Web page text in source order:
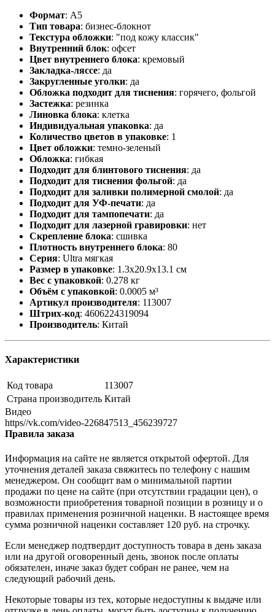
Формат: А5
Тип товара: бизнес-блокнот
Текстура обложки: "под кожу классик"
Внутренний блок: офсет
Цвет внутреннего блока: кремовый
Закладка-ляссе: да
Закругленные уголки: да
Обложка подходит для тиснения: горячего, фольгой
Застежка: резинка
Линовка блока: клетка
Индивидуальная упаковка: да
Количество цветов в упаковке: 1
Цвет обложки: темно-зеленый
Обложка: гибкая
Подходит для блинтового тиснения: да
Подходит для тиснения фольгой: да
Подходит для заливки полимерной смолой: да
Подходит для УФ-печати: да
Подходит для тампопечати: да
Подходит для лазерной гравировки: нет
Скрепление блока: сшивка
Плотность внутреннего блока: 80
Серия: Ultra мягкая
Размер в упаковке: 1.3x20.9x13.1 см
Вес с упаковкой: 0.278 кг
Объём с упаковкой: 0.0005 м³
Артикул производителя: 113007
Штрих-код: 4606224319094
Производитель: Китай
Характеристики
Код товара
113007
Страна производитель Китай
Видео
https//vk.com/video-226847513_456239727
Правила заказа
Информация на сайте не является открытой офертой. Для
уточнения деталей заказа свяжитесь по телефону с нашим
менеджером. Он сообщит вам о минимальной партии
продажи по цене на сайте (при отсутствии градации цен), о
возможности приобретения товарной позиции в розницу и о
правилах применения розничной наценки. В настоящее время
сумма розничной наценки составляет 120 руб. на строчку.
Если менеджер подтвердит доступность товара в день заказа
или на другой оговоренный день, звонок после оплаты
обязателен, иначе заказ будет собран не ранее, чем на
следующий рабочий день.
Некоторые товары из тех, которые недоступны к выдаче или